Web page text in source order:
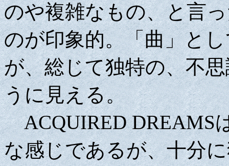
のや複雑なもの、と言
のが印象的。「曲」と
が、総じて独特の、不
うに見える。
ACQUIRED DREAMS
な感じであるが、十分